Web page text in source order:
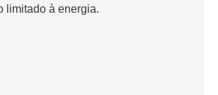
limitado à energia.